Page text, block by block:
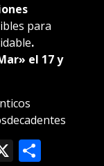
para
.
el 17 y
X